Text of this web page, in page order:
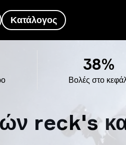
Κατάλογος
Βολές στο
38%
reck's